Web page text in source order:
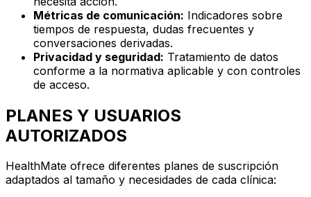
Métricas de comunicación: Indicadores sobre
tiempos de respuesta, dudas frecuentes y
conversaciones derivadas.
Privacidad y seguridad: Tratamiento de datos
conforme a la normativa aplicable y con controles
de acceso.
PLANES Y USUARIOS
AUTORIZADOS
HealthMate ofrece diferentes planes de suscripción
adaptados al tamaño y necesidades de cada clínica: